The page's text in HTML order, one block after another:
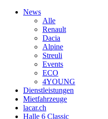
News
Alle
Renault
Dacia
Alpine
Streuli
Events
ECO
4YOUNG
Dienstleistungen
Mietfahrzeuge
lacar.ch
Halle 6 Classic